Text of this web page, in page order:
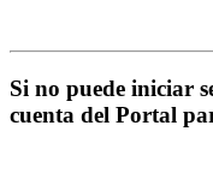
Si no puede iniciar
cuenta del Portal